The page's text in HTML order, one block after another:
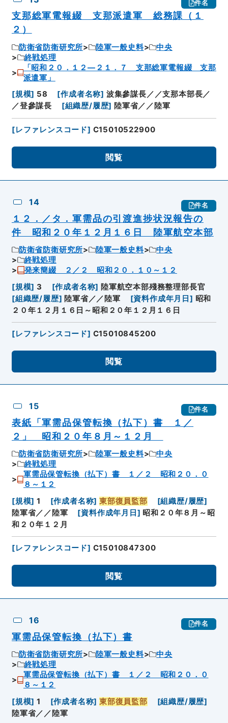
件名
支那総軍電報綴 支那派遣軍 総務課（１
２）
防衛省防衛研究所 陸軍一般史料
中央
終戦処理
「昭和２０．１２―２１．７ 支那総軍電報綴 支那
派遣軍」
[規模] 58 [作成者名称] 波集參謀長／／支那本部長／
／登參謀長
[組織歴/履歴] 陸軍省／／陸軍
[レファレンスコード] C15010522900
閲覧
14 件名
１２．／タ．軍需品の引渡進捗状況報告の
件 昭和２０年１２月１６日 陸軍航空本部
防衛省防衛研究所 陸軍一般史料
中央
終戦処理
発来簡綴 ２／２ 昭和２０．１０～１２
[規模] 3 [作成者名称] 陸軍航空本部殘務整理部長官
[組織歴/履歴] 陸軍省／／陸軍 [資料作成年月日] 昭和
２０年１２月１６日～昭和２０年１２月１６日
[レファレンスコード] C15010845200
閲覧
15 件名
表紙「軍需品保管転換（払下）書 １／
２」 昭和２０年８月～１２月
防衛省防衛研究所 陸軍一般史料
中央
終戦処理
軍需品保管転換（払下）書 １／２ 昭和２０．０
８～１２
[規模] 1 [作成者名称] 東部復員監部 [組織歴/履歴]
陸軍省／／陸軍
[資料作成年月日 ] 昭和２０年８月～昭
和２０年１２月
[レファレンスコード] C15010847300
閲覧
16 件名
軍需品保管転換（払下）書
防衛省防衛研究所 陸軍一般史料
中央
終戦処理
軍需品保管転換（払下）書 １／２ 昭和２０．０
８～１２
[規模] 1 [作成者名称] 東部復員監部 [組織歴/履歴]
陸軍省／／陸軍